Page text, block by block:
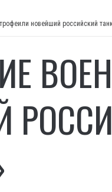
новейший российский